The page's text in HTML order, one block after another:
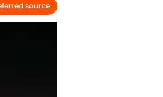
source